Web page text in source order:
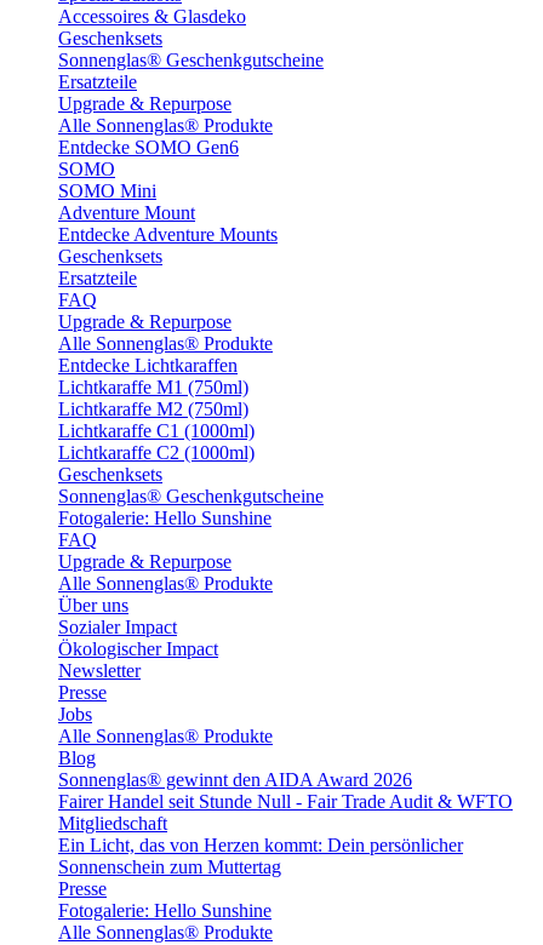
Accessoires & Glasdeko
Geschenksets
Sonnenglas® Geschenkgutscheine
Ersatzteile
Upgrade & Repurpose
Alle Sonnenglas® Produkte
Entdecke SOMO Gen6
SOMO
SOMO Mini
Adventure Mount
Entdecke Adventure Mounts
Geschenksets
Ersatzteile
FAQ
Upgrade & Repurpose
Alle Sonnenglas® Produkte
Entdecke Lichtkaraffen
Lichtkaraffe M1 (750ml)
Lichtkaraffe M2 (750ml)
Lichtkaraffe C1 (1000ml)
Lichtkaraffe C2 (1000ml)
Geschenksets
Sonnenglas® Geschenkgutscheine
Fotogalerie: Hello Sunshine
FAQ
Upgrade & Repurpose
Alle Sonnenglas® Produkte
Über uns
Sozialer Impact
Ökologischer Impact
Newsletter
Presse
Jobs
Alle Sonnenglas® Produkte
Blog
Sonnenglas® gewinnt den AIDA Award 2026
Fairer Handel seit Stunde Null - Fair Trade Audit & WFTO
Mitgliedschaft
Ein Licht, das von Herzen kommt: Dein persönlicher
Sonnenschein zum Muttertag
Presse
Fotogalerie: Hello Sunshine
Alle Sonnenglas® Produkte